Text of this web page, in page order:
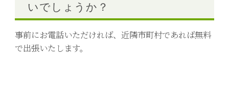
いでしょうか？
事前にお電話いただければ、近隣市町村であれば無料
で出張いたします。